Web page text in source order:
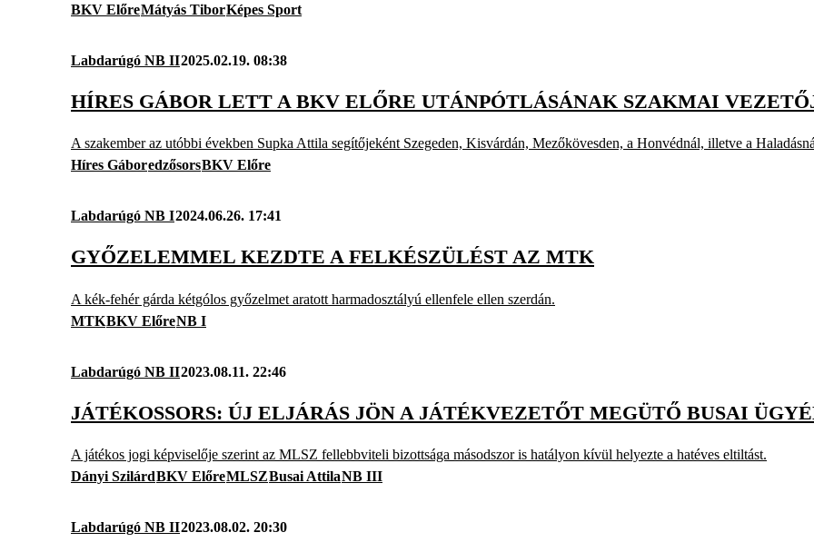
BKV ElőreMátyás TiborKépes Sport
Labdarúgó NB II2025.02.19. 08:38
HÍRES GÁBOR LETT A BKV ELŐRE UTÁNPÓTLÁSÁNAK SZAKMAI
A szakember az utóbbi években Supka Attila segítőjeként Szegeden, Kisvárdán, Mezőkövesden, a Honvédnál, illetve a
Híres GáboredzősorsBKV Előre
Labdarúgó NB I2024.06.26. 17:41
GYŐZELEMMEL KEZDTE A FELKÉSZÜLÉST AZ MTK
A kék-fehér gárda kétgólos győzelmet aratott harmadosztályú ellenfele ellen szerdán.
MTKBKV ElőreNB I
Labdarúgó NB II2023.08.11. 22:46
JÁTÉKOSSORS: ÚJ ELJÁRÁS JÖN A JÁTÉKVEZETŐT MEGÜTŐ BUSAI
A játékos jogi képviselője szerint az MLSZ fellebbviteli bizottsága másodszor is hatályon kívül helyezte a hatéves eltiltást.
Dányi SzilárdBKV ElőreMLSZBusai AttilaNB III
Labdarúgó NB II2023.08.02. 20:30